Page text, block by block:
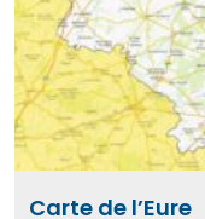
Carte de l’Eure